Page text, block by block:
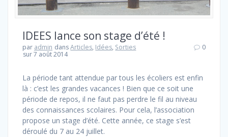
IDEES lance son stage d’été !
par admin dansArticles, Idées, Sorties
sur 7 août 2014
0
La période tant attendue par tous les écoliers est enfin
là : c’est les grandes vacances ! Bien que ce soit une
période de repos, il ne faut pas perdre le fil au niveau
des connaissances scolaires. Pour cela, l’association
propose un stage d’été. Cette année, ce stage s’est
déroulé du 7 au 24 juillet.